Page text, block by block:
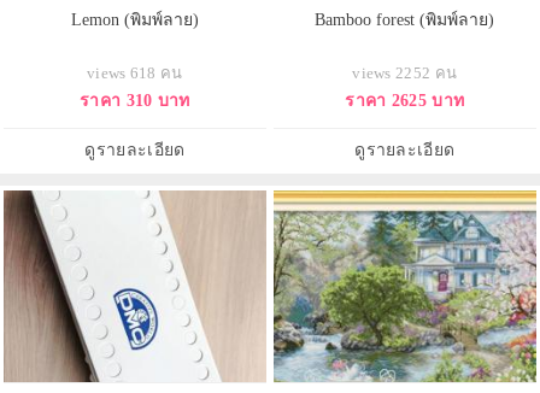
Lemon (พิมพ์ลาย)
views 618 คน
ราคา 310 บาท
ดูรายละเอียด
Bamboo forest (พิมพ์ลาย)
views 2252 คน
ราคา 2625 บาท
ดูรายละเอียด